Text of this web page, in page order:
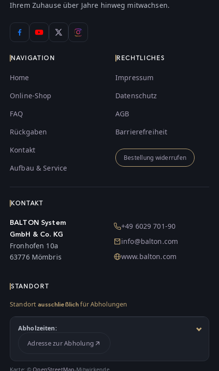
Ihrem Zuhause über Jahre hinweg mitwachsen.
NAVIGATION
Home
Online-Shop
FAQ
Rückgaben
Kontakt
Aufbau & Service
RECHTLICHES
Impressum
Datenschutz
AGB
Barrierefreiheit
Bestellung widerrufen
KONTAKT
BALTON System
GmbH & Co. KG
Fronhofen 10a
63776 Mömbris
+49 6029 701-90
info@balton.com
www.balton.com
STANDORT
Standort ausschließlich für Abholungen
Abholzeiten:
Adresse zur Abholung
Karte: ©OpenStreetMap-Mitwirkende